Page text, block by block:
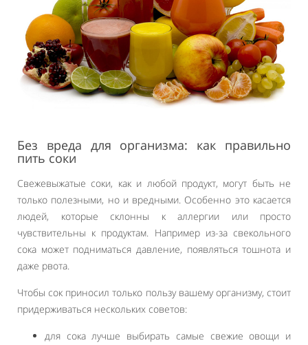
Без вреда для организма: как правильно
пить соки
Свежевыжатые соки, как и любой продукт, могут быть не
только полезными, но и вредными. Особенно это касается
людей, которые склонны к аллергии или просто
чувствительны к продуктам. Например из-за свекольного
сока может подниматься давление, появляться тошнота и
даже рвота.
Чтобы сок приносил только пользу вашему организму, стоит
придерживаться нескольких советов:
для сока лучше выбирать самые свежие овощи и